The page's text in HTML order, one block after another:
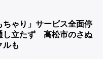
ちゃり」サービス全面停
立たず 高松市のさぬ
ルも